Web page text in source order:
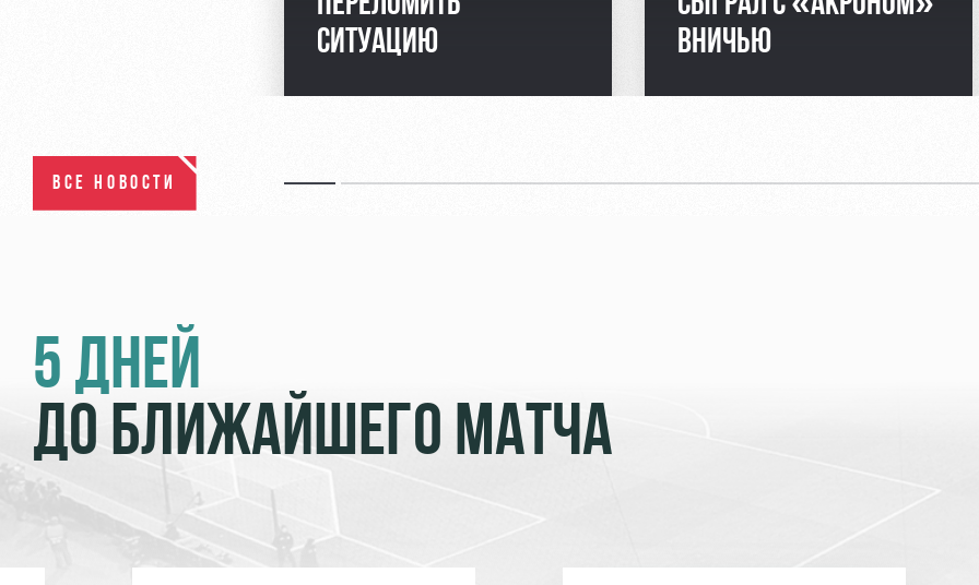
СИТУАЦИЮ
ВНИЧЬЮ
ВСЕ НОВОСТИ
5 ДНЕЙ
ДО БЛИЖАЙШЕГО МАТЧА